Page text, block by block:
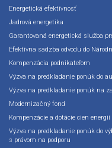
Energetická efektívnosť
Jadrová energetika
Garantovaná energetická služba
Efektívna sadzba odvodu do
Kompenzácia podnikateľom
Výzva na predkladanie ponúk do
Výzva na predkladanie ponúk na
Modernizačný fond
Kompenzácie a dotácie cien energií
Výzva na predkladanie ponúk do
s právom na podporu